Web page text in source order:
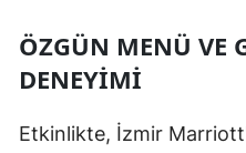
ÖZGÜN MENÜ VE
DENEYIMI
Etkinlikte, İzmir